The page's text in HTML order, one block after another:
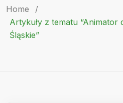
Home
/
Artykuły z tematu “Animator
Śląskie”